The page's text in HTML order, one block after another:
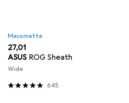
Mausmatte
EUR
27,01
ASUS ROG Sheath
Wide
645